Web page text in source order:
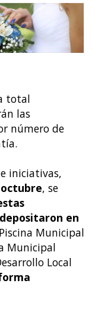
total
las
número de
iniciativas,
, se
en
Municipal
Municipal
Local